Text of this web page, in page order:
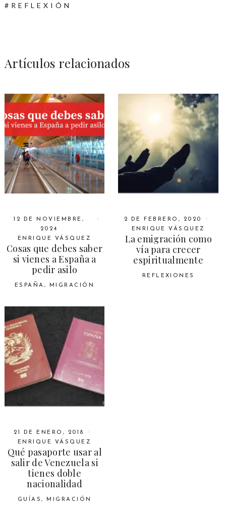
REFLEXIÓN
Artículos relacionados
12 DE NOVIEMBRE,
2024
ENRIQUE VÁSQUEZ
Cosas que debes saber
si vienes a España a
pedir asilo
ESPAÑA , MIGRACIÓN
2 DE FEBRERO, 2020
ENRIQUE VÁSQUEZ
La emigración como
vía para crecer
espiritualmente
REFLEXIONES
21 DE ENERO, 2018
ENRIQUE VÁSQUEZ
Qué pasaporte usar al
salir de Venezuela si
tienes doble
nacionalidad
GUÍAS, MIGRACIÓN